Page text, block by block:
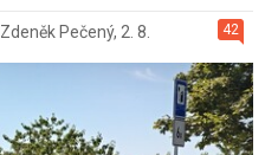
42
Zdeněk Pečený, 2. 8.